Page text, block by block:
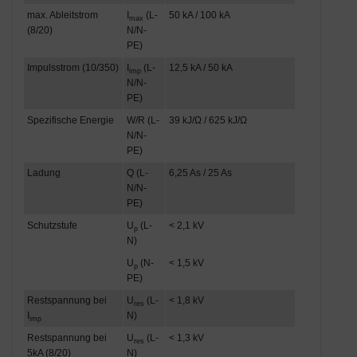
max. Ableitstrom
(8/20)
max (L-
N/N-
PE)
50 kA / 100 kA
Impulsstrom (10/350) imp(L-
N/N-
PE)
12,5 kA / 50 kA
Spezifische Energie
W/R (L-
N/N-
PE)
39 kJ/Ω / 625 kJ/Ω
Ladung
Q (L-
N/N-
PE)
6,25 As / 25 As
Schutzstufe Up(L-
N)
< 2,1 kV
Up(N-
PE)
< 1,5 kV
Restspannung bei
imp
Ures (L-
N)
< 1,8 kV
Restspannung bei
5kA (8/20)
Ures (L-
N)
< 1,3 kV